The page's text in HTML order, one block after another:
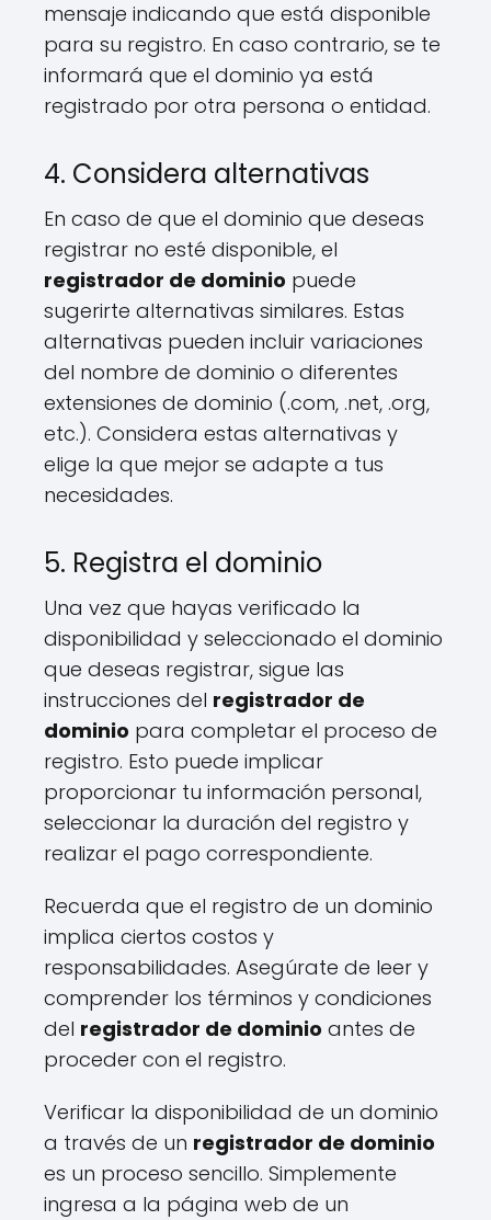
mensaje indicando que está disponible
para su registro. En caso contrario, se te
informará que el dominio ya está
registrado por otra persona o entidad.
4. Considera alternativas
En caso de que el dominio que deseas
registrar no esté disponible, el
registrador de dominio puede
sugerirte alternativas similares. Estas
alternativas pueden incluir variaciones
del nombre de dominio o diferentes
extensiones de dominio (.com, .net, .org,
etc.). Considera estas alternativas y
elige la que mejor se adapte a tus
necesidades.
5. Registra el dominio
Una vez que hayas verificado la
disponibilidad y seleccionado el dominio
que deseas registrar, sigue las
instrucciones del registrador de
dominio para completar el proceso de
registro. Esto puede implicar
proporcionar tu información personal,
seleccionar la duración del registro y
realizar el pago correspondiente.
Recuerda que el registro de un dominio
implica ciertos costos y
responsabilidades. Asegúrate de leer y
comprender los términos y condiciones
del registrador de dominio antes de
proceder con el registro.
Verificar la disponibilidad de un dominio
a través de un registrador de dominio
es un proceso sencillo. Simplemente
ingresa a la página web de un